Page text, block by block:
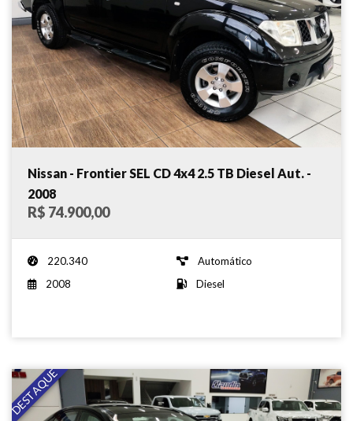
Nissan - Frontier SEL CD 4x4 2.5 TB Diesel Aut. -
2008
R$ 74.900,00
220.340
Automático
2008
Diesel
DESTAQUE